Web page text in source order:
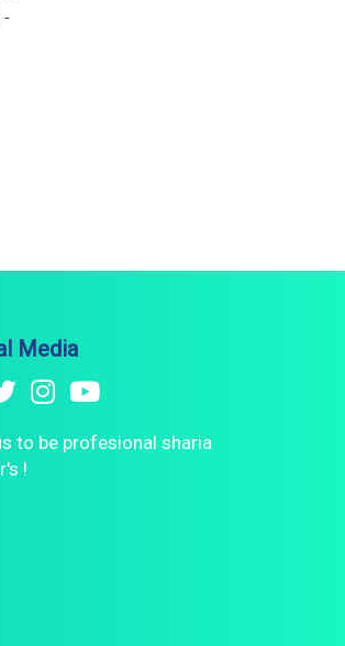
-
Media
to be profesional sharia
!